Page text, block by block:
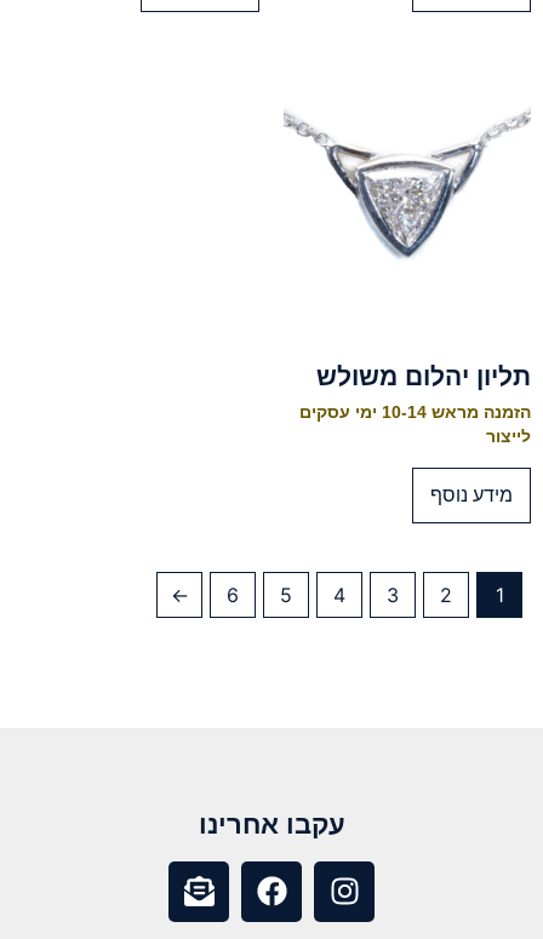
תליון יהלום משולש
הזמנה מראש 10-14 ימי עסקים
לייצור
מידע נוסף
1
2
3
4
5
6
←
עקבו אחרינו